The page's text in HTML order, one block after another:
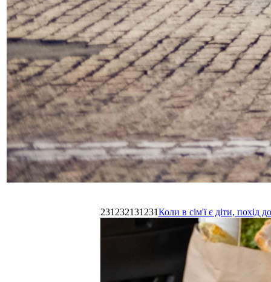
231232131231Коли в сім'ї є діти,